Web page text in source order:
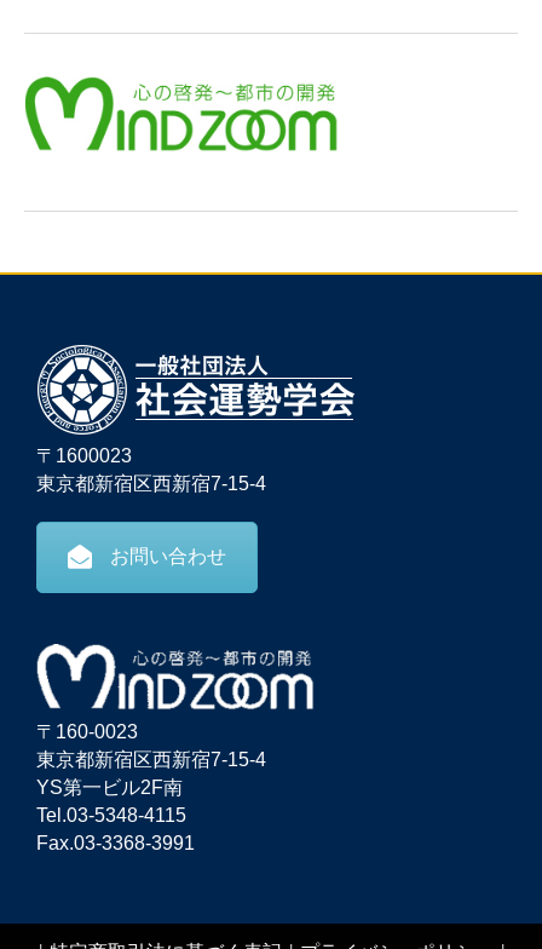
〒1600023
東京都新宿区西新宿7-15-4
お問い合わせ
〒160-0023
東京都新宿区西新宿7-15-4
YS第一ビル2F南
Tel.03-5348-4115
Fax.03-3368-3991